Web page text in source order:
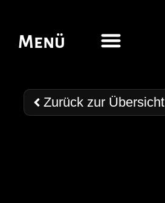
Menü
Zurück zur Übersicht